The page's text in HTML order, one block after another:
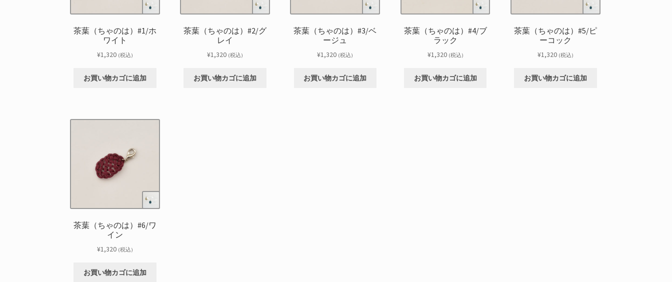
茶葉（ちゃのは）#1/ホ
ワイト
¥1,320 (税込)
お買い物カゴに追加
茶葉（ちゃのは）#2/グ
レイ
¥1,320 (税込)
お買い物カゴに追加
茶葉（ちゃのは）#3/ベ
ージュ
¥1,320 (税込)
お買い物カゴに追加
茶葉（ちゃのは）#4/ブ
ラック
¥1,320 (税込)
お買い物カゴに追加
茶葉（ちゃのは）#5/ピ
ーコック
¥1,320 (税込)
お買い物カゴに追加
茶葉（ちゃのは）#6/ワ
イン
¥1,320 (税込)
お買い物カゴに追加